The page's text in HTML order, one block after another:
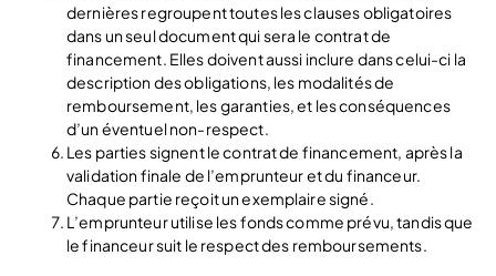
dernières regroupent toutes les clauses obligatoires
dans un seul document qui sera le contrat de
financement. Elles doivent aussi inclure dans celui-ci la
description des obligations, les modalités de
remboursement, les garanties, et les conséquences
d’un éventuel non-respect.
Les parties signent le contrat de financement, après la
validation finale de l’emprunteur et du financeur.
Chaque partie reçoit un exemplaire signé.
L’emprunteur utilise les fonds comme prévu, tandis que
le financeur suit le respect des remboursements.